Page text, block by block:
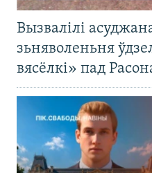
Вызвалілі
зьняволеньня
вясёлкі» пад